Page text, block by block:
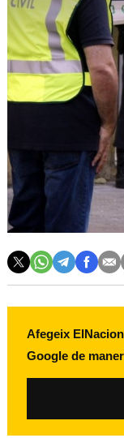
Afegeix
Google de